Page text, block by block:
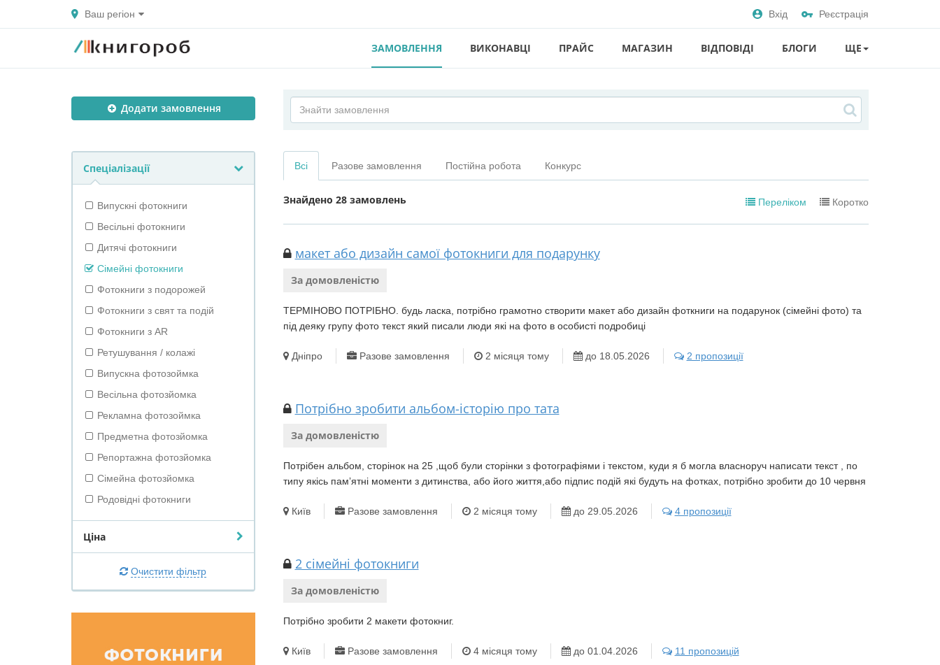
Ваш регіон Вхід Реєстрація
ЗАМОВЛЕННЯ ВИКОНАВЦІ ПРАЙС МАГАЗИН ВІДПОВІДІ БЛОГИ ЩЕ
Додати замовлення
Спеціалізації
Випускні фотокниги
Весільні фотокниги
Дитячі фотокниги
Сімейні фотокниги
Фотокниги з подорожей
Фотокниги з свят та подій
Фотокниги з AR
Ретушування / колажі
Випускна фотозоймка
Весільна фотозйомка
Рекламна фотозоймка
Предметна фотозйомка
Репортажна фотозйомка
Сімейна фотозйомка
Родовідні фотокниги
Ціна
Очистити фільтр
Всі Разове замовлення Постійна робота Конкурс
Знайдено 28 замовлень Переліком Коротко
макет або дизайн самої фотокниги для подарунку
За домовленістю
ТЕРМІНОВО ПОТРІБНО. будь ласка, потрібно грамотно створити макет або дизайн фоткниги на подарунок (сімейні фото) та
під деяку групу фото текст який писали люди які на фото в особисті подробиці
Дніпро Разове замовлення 2 місяця тому до 18.05.2026 2 пропозиції
Потрібно зробити альбом-історію про тата
За домовленістю
Потрібен альбом, сторінок на 25 ,щоб були сторінки з фотографіями і текстом, куди я б могла власноруч написати текст , по
типу якісь памʼятні моменти з дитинства, або його життя,або підпис подій які будуть на фотках, потрібно зробити до 10 червня
Київ Разове замовлення 2 місяця тому до 29.05.2026 4 пропозиції
2 сімейні фотокниги
За домовленістю
Потрібно зробити 2 макети фотокниг.
Київ Разове замовлення 4 місяця тому до 01.04.2026 11 пропозицій